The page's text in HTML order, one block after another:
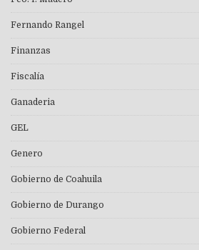
Fernando Rangel
Finanzas
Fiscalía
Ganaderia
GEL
Genero
Gobierno de Coahuila
Gobierno de Durango
Gobierno Federal